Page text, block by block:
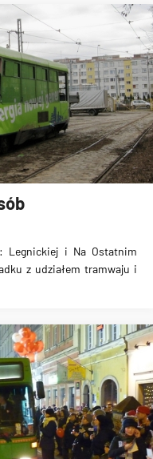
Legnickiej i Na Ostatnim
z udziałem tramwaju i